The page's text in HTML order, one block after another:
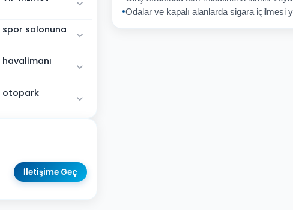
spor salonuna
otopark
İletişime Geç
Odalar ve kapalı alanlarda sigara içilmesi